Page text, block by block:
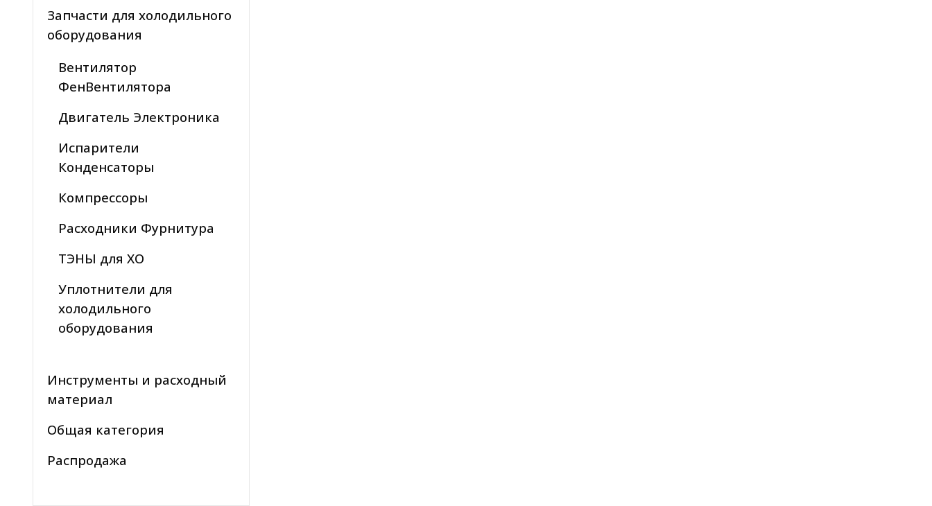
Запчасти для холодильного
оборудования
Вентилятор
ФенВентилятора
Двигатель Электроника
Испарители
Конденсаторы
Компрессоры
Расходники Фурнитура
ТЭНЫ для ХО
Уплотнители для
холодильного
оборудования
Инструменты и расходный
материал
Общая категория
Распродажа